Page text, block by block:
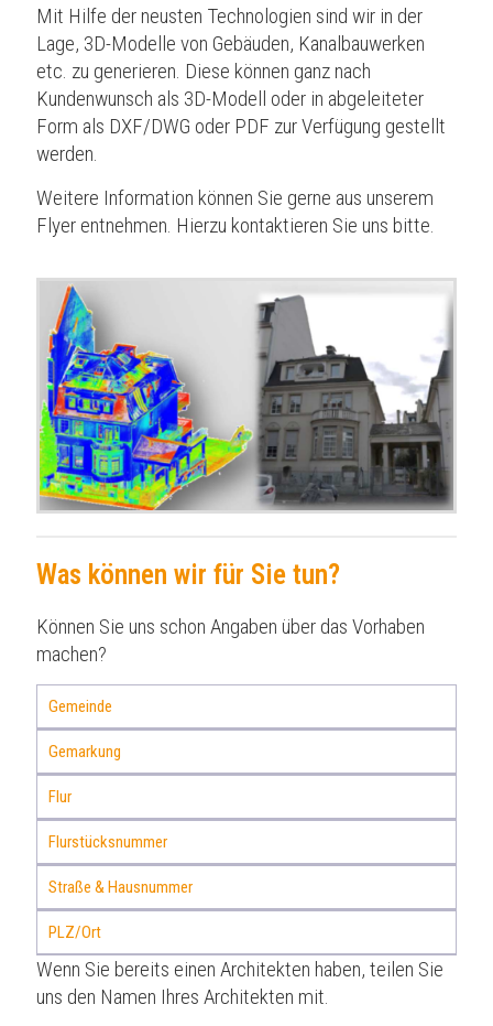
Mit Hilfe der neusten Technologien sind wir in der
Lage, 3D-Modelle von Gebäuden, Kanalbauwerken
etc. zu generieren. Diese können ganz nach
Kundenwunsch als 3D-Modell oder in abgeleiteter
Form als DXF/DWG oder PDF zur Verfügung gestellt
werden.
Weitere Information können Sie gerne aus unserem
Flyer entnehmen. Hierzu kontaktieren Sie uns bitte.
Was können wir für Sie tun?
Können Sie uns schon Angaben über das Vorhaben
machen?
Wenn Sie bereits einen Architekten haben, teilen Sie
uns den Namen Ihres Architekten mit.